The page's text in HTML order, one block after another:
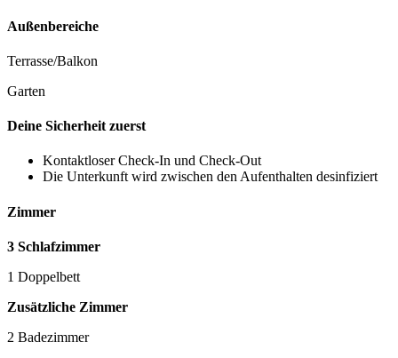
Außenbereiche
Terrasse/Balkon
Garten
Deine Sicherheit zuerst
Kontaktloser Check-In und Check-Out
Die Unterkunft wird zwischen den Aufenthalten desinfiziert
Zimmer
3 Schlafzimmer
1 Doppelbett
Zusätzliche Zimmer
2 Badezimmer